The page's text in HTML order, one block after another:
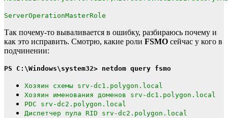
ServerOperationMasterRole
Так почему-то вываливается в ошибку, разбираюсь почему и
как это исправить. Смотрю, какие роли FSMO сейчас у кого в
подчинении:
PS C:\Windows\system32> netdom query fsmo
Хозяин схемы srv-dc1.polygon.local
Хозяин именования доменов srv-dc1.polygon.local
PDC srv-dc2.polygon.local
Диспетчер пула RID srv-dc2.polygon.local